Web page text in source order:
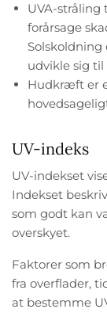
UVA-
forårsage
Solskoldning
udvikle sig
Hudkræft er
UV-indeks
UV-indekset
Indekset
som godt kan
overskyet.
Faktorer som
fra overflader,
at bestemme